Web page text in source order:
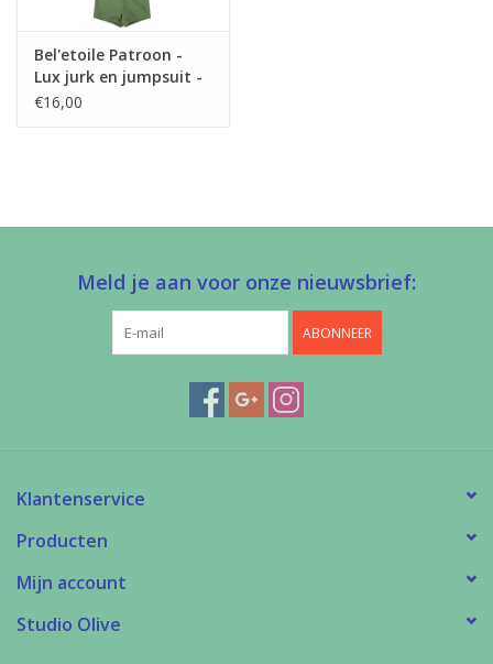
Bel'etoile Patroon -
Lux jurk en jumpsuit -
Kind
€16,00
Meld je aan voor onze nieuwsbrief:
ABONNEER
Klantenservice
Producten
Mijn account
Studio Olive